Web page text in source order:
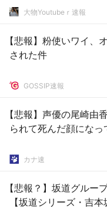
大物Youtubeｒ速報
【悲報】粉使いワイ、
された件
GOSSIP速報
【悲報】声優の尾崎由
られて死んだ顔にな
カナ速
【悲報？】坂道グルー
【坂道シリーズ・吉本